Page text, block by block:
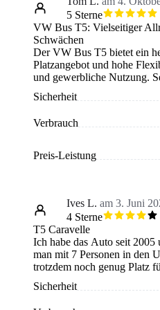
5 Sterne
VW Bus T5: Vielseitiger
Schwächen
Der VW Bus T5 bietet ein
Platzangebot und hohe
und gewerbliche Nutzung.
jedoch nicht auf dem
Der Kraftstoffverbrauch ist
stärkeren Motorvarianten.
hohe Wartungskosten und
der Zuverlässigkeit,
Baujahren. Insgesamt ist
und vielseitiges Fahrzeug mit
Sicherheit
Verbrauch
Preis-Leistung
Ives L. am 3. Juni
4 Sterne
T5 Caravelle
Ich habe das Auto seit 2005
man mit 7 Personen in den
trotzdem noch genug Platz
Außerdem kann man die
Handgriffen ausbauen, eine
man hat einen Camper.
Sicherheit